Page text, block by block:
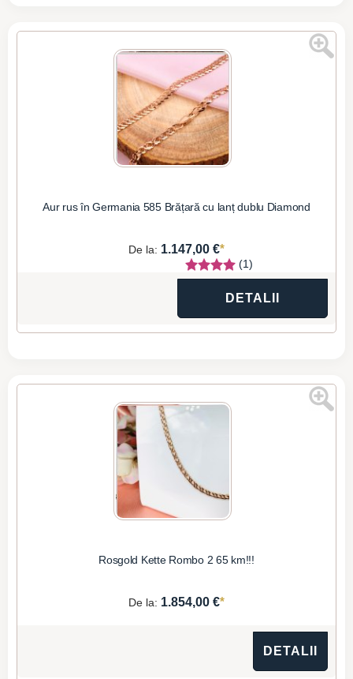
Aur rus în Germania 585 Brățară cu lanț dublu Diamond
De la: 1.147,00 €*
(1)
DETALII
Rosgold Kette Rombo 2 65 km!!!
De la: 1.854,00 €*
DETALII